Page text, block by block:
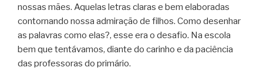
nossas mães. Aquelas letras claras e bem elaboradas
contornando nossa admiração de filhos. Como desenhar
as palavras como elas?, esse era o desafio. Na escola
bem que tentávamos, diante do carinho e da paciência
das professoras do primário.